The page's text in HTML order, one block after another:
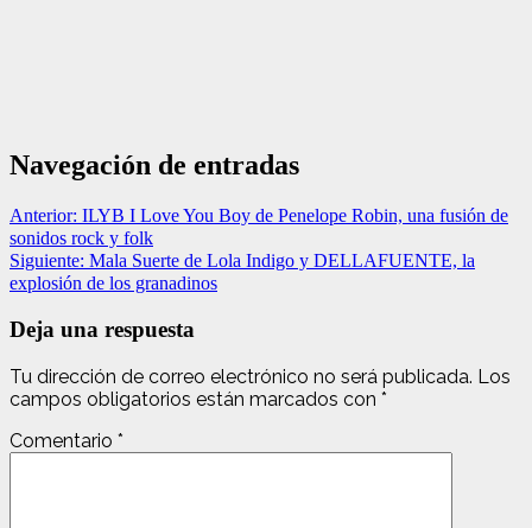
Navegación de entradas
Anterior: ILYB I Love You Boy de Penelope Robin, una fusión de
sonidos rock y folk
Siguiente: Mala Suerte de Lola Indigo y DELLAFUENTE, la
explosión de los granadinos
Deja una respuesta
Tu dirección de correo electrónico no será publicada. Los
campos obligatorios están marcados con *
Comentario *